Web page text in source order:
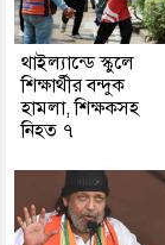
থাইল্যান্ডে স্কুলে
শিক্ষার্থীর বন্দুক
হামলা, শিক্ষকসহ
নিহত ৭